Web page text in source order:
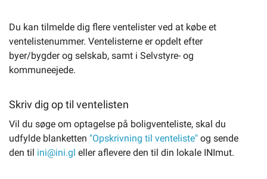
Du kan tilmelde dig flere ventelister ved at købe et
ventelistenummer. Ventelisterne er opdelt efter
byer/bygder og selskab, samt i Selvstyre- og
kommuneejede.
Skriv dig op til ventelisten
Vil du søge om optagelse på boligventeliste, skal du
udfylde blanketten "Opskrivning til venteliste" og sende
den til ini@ini.gl eller aflevere den til din lokale INImut.